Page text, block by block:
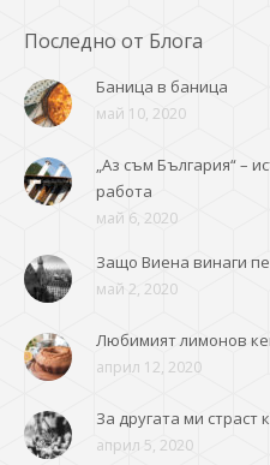
Последно от Блога
Баница в баница
май 10, 2020
„Аз съм България“ –
работа
май 6, 2020
Защо Виена винаги
май 2, 2020
Любимият лимонов
април 12, 2020
За другата ми страст
април 5, 2020